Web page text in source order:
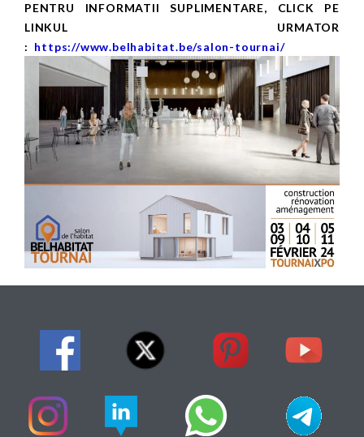
PENTRU INFORMATII SUPLIMENTARE, CLICK PE
LINKUL URMATOR
: https://www.belhabitat.be/salon-tournai/